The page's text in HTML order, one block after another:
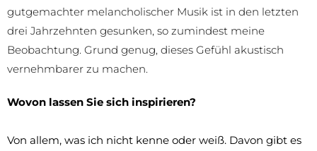
gutgemachter melancholischer Musik ist in den letzten
drei Jahrzehnten gesunken, so zumindest meine
Beobachtung. Grund genug, dieses Gefühl akustisch
vernehmbarer zu machen.
Wovon lassen Sie sich inspirieren?
Von allem, was ich nicht kenne oder weiß. Davon gibt es